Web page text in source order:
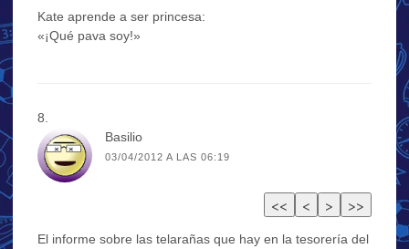
Kate aprende a ser princesa:
«¡Qué pava soy!»
Basilio
03/04/2012 A LAS 06:19
El informe sobre las telarañas que hay en la tesorería del